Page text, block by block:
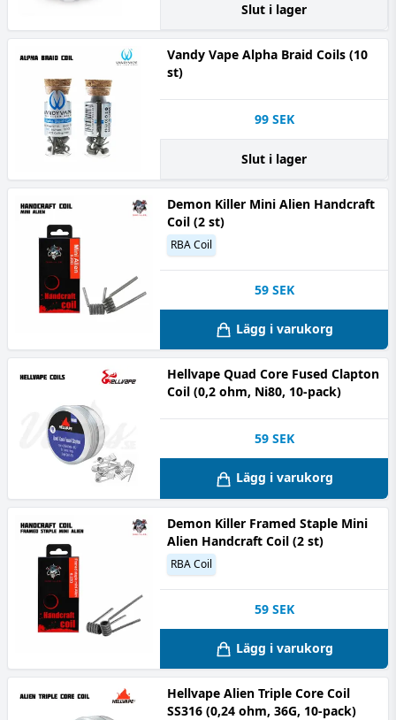
Slut i lager
Vandy Vape Alpha Braid Coils (10
st)
99 SEK
Slut i lager
Demon Killer Mini Alien Handcraft
Coil (2 st)
RBA Coil
59 SEK
Lägg i varukorg
Hellvape Quad Core Fused Clapton
Coil (0,2 ohm, Ni80, 10-pack)
59 SEK
Lägg i varukorg
Demon Killer Framed Staple Mini
Alien Handcraft Coil (2 st)
RBA Coil
59 SEK
Lägg i varukorg
Hellvape Alien Triple Core Coil
SS316 (0,24 ohm, 36G, 10-pack)